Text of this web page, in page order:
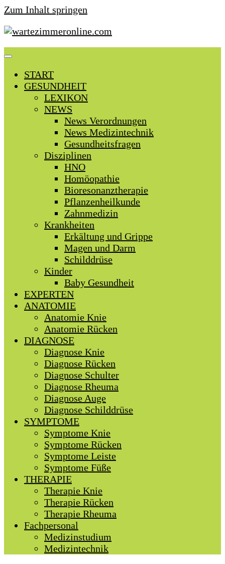
Zum Inhalt springen
START
GESUNDHEIT
LEXIKON
NEWS
News Verordnungen
News Medizintechnik
Gesundheitsfragen
Disziplinen
HNO
Homöopathie
Bioresonanztherapie
Pflanzenheilkunde
Zahnmedizin
Krankheiten
Erkältung und Grippe
Magen und Darm
Schilddrüse
Kinder
Baby Gesundheit
EXPERTEN
ANATOMIE
Anatomie Knie
Anatomie Rücken
DIAGNOSE
Diagnose Knie
Diagnose Rücken
Diagnose Schulter
Diagnose Rheuma
Diagnose Auge
Diagnose Schilddrüse
SYMPTOME
Symptome Knie
Symptome Rücken
Symptome Leiste
Symptome Füße
THERAPIE
Therapie Knie
Therapie Rücken
Therapie Rheuma
Fachpersonal
Medizinstudium
Medizintechnik